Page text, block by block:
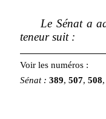
Le Sénat a
teneur suit :
Voir les numéros :
Sénat : 389, 507, 508,